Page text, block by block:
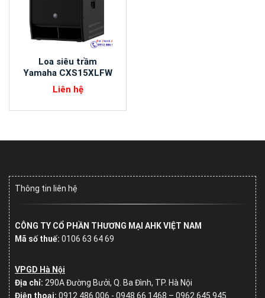
Loa siêu trầm
Yamaha CXS15XLFW
Liên hệ
Thông tin liên hệ
CÔNG TY CỔ PHẦN THƯƠNG MẠI AHK VIỆT NAM
Mã số thuế: 0106 63 64 69
VPGD Hà Nội
Địa chỉ: 290A Đường Bưởi, Q. Ba Đình, TP. Hà Nội
Điện thoại: 0912 486 006 - 0948 66 1468 – 0962.645.945